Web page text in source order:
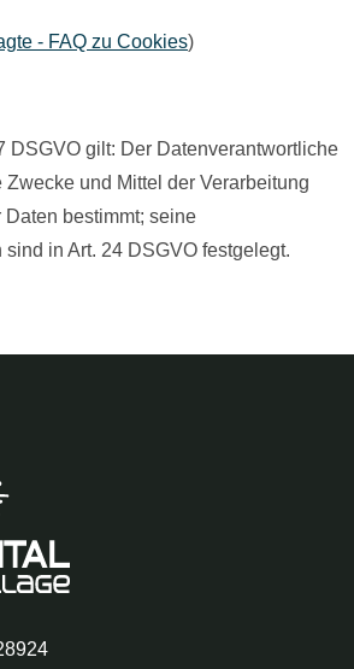
- FAQ zu Cookies)
DSGVO gilt: Der Datenverantwortliche
und Mittel der Verarbeitung
bestimmt; seine
in Art. 24 DSGVO festgelegt.